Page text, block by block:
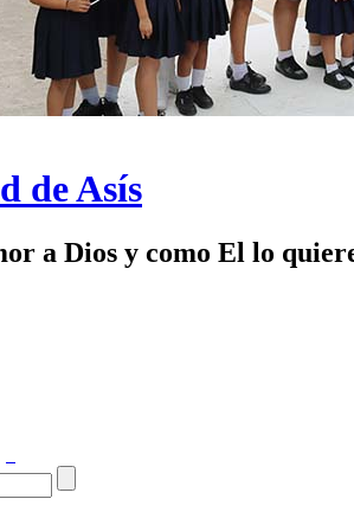
de Asís
a Dios y como El lo